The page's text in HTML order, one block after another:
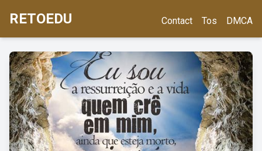
RETOEDU Contact Tos DMCA